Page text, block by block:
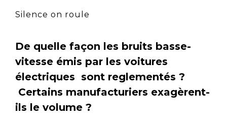
Silence on roule
De quelle façon les bruits basse-
vitesse émis par les voitures
électriques sont reglementés ?
Certains manufacturiers exagèrent-
ils le volume ?